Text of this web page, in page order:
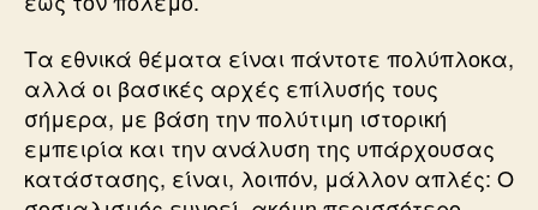
Τα εθνικά θέματα είναι πάντοτε πολύπλοκα,
αλλά οι βασικές αρχές επίλυσής τους
σήμερα, με βάση την πολύτιμη ιστορική
εμπειρία και την ανάλυση της υπάρχουσας
κατάστασης, είναι, λοιπόν, μάλλον απλές: Ο